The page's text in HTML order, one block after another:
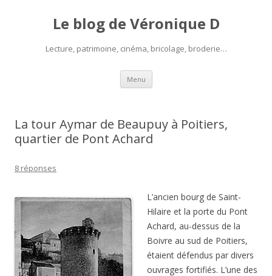
Le blog de Véronique D
Lecture, patrimoine, cinéma, bricolage, broderie…
Menu Aller
contenu
La tour Aymar de Beaupuy à Poitiers,
quartier de Pont Achard
8 réponses
L’ancien bourg de Saint-
Hilaire et la porte du Pont
Achard, au-dessus de la
Boivre au sud de Poitiers,
étaient défendus par divers
ouvrages fortifiés. L’une des